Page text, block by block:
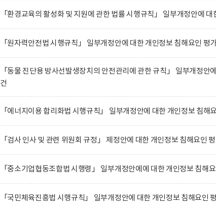
「환경교육의 활성화 및 지원에 관한 법률 시행규칙」 일부개정안에
「원자력안전법 시행규칙」 일부개정안에 대한 개인정보 침해요인 평
「동물 진단용 방사선발생장치의 안전관리에 관한 규칙」 일부개정안
건
「에너지이용 합리화법 시행규칙」 일부개정안에 대한 개인정보 침해
「검사 인사 및 관련 위원회 규정」 제정안에 대한 개인정보 침해요인
「중소기업협동조합법 시행령」 일부개정안에에 대한 개인정보 침해
「국민체육진흥법 시행규칙」 일부개정안에 대한 개인정보 침해요인